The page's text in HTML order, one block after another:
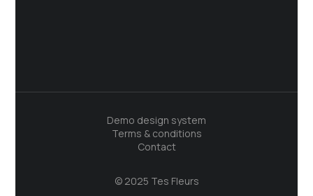
© 2025 Tes Fleurs
Demo design system
Terms & conditions
Contact